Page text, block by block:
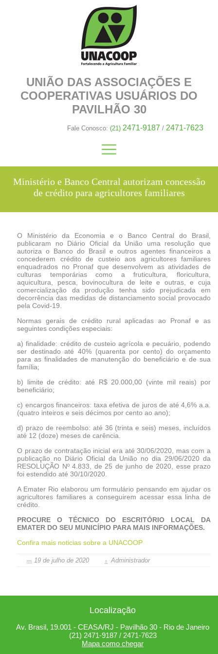
UNIÃO DAS ASSOCIAÇÕES E
COOPERATIVAS USUÁRIOS DO
PAVILHÃO 30
Fale Conosco: (21) 2471-9187 / 2471-7623
Ministério e Banco Central autorizam concessão
de crédito para agricultores familiares
O Ministério da Economia e o Banco Central do Brasil,
publicaram no Diário Oficial da União uma resolução que
autoriza o Banco do Brasil e outros agentes financeiros a
concederem crédito de custeio aos agricultores familiares
enquadrados no Pronaf que desenvolvem as atividades de
culturas temporárias como a fruticultura, floricultura,
aquicultura, pesca, bovinocultura de leite e outras, e cuja
comercialização da produção tenha sido prejudicada em
decorrência das medidas de distanciamento social provocado
pela Covid-19.
Normas gerais de crédito rural aplicadas ao Pronaf e as
seguintes condições especiais:
a) finalidade: crédito de custeio agrícola e pecuário, podendo
ser destinado até 40% (quarenta por cento) do orçamento
para as finalidades de manutenção do beneficiário e de sua
família;
b) limite de crédito: até R$ 20.000,00 (vinte mil reais) por
beneficiário;
c) encargos financeiros: taxa efetiva de juros de até 4,6% a.a.
(quatro inteiros e seis décimos por cento ao ano);
d) prazo de reembolso: até 36 (trinta e seis) meses, incluídos
até 12 (doze) meses de carência.
O prazo de contratação inicial era até 30/06/2020, mas com a
publicação no Diário Oficial da União no dia 29/06/2020 da
RESOLUÇÃO Nº 4.833, de 25 de junho de 2020, esse prazo
foi estendido até 30/10/2020.
A Emater Rio elaborou um formulário pensando em ajudar os
agricultores familiares a conseguirem acessar essa linha de
crédito.
PROCURE O TÉCNICO DO ESCRITÓRIO LOCAL DA
EMATER DO SEU MUNICÍPIO PARA MAIS INFORMAÇÕES.
Confira mais noticias sobre a UNACOOP
19 de julho de 2020 Administrador
Localização
Av. Brasil, 19.001 - CEASA/RJ - Pavilhão 30 - Rio de Janeiro
(21) 2471-9187 / 2471-7623
Mapa como chegar